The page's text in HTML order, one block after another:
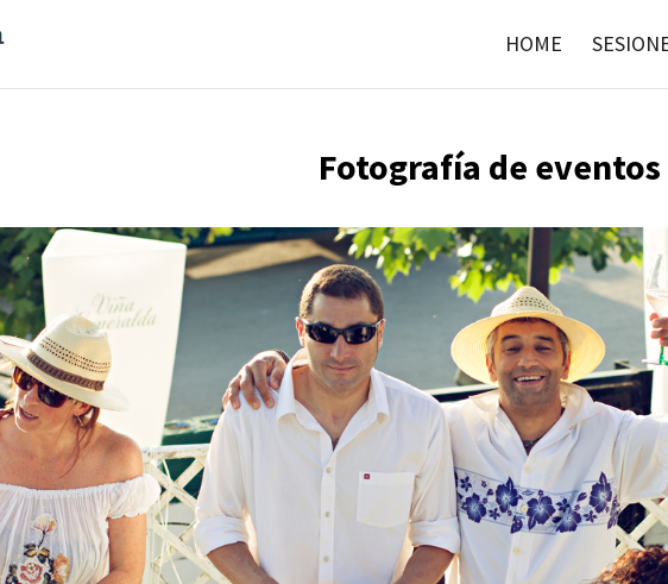
HOME
Fotografía de eventos